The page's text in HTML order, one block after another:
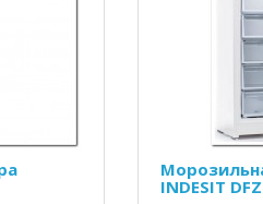
INDESIT